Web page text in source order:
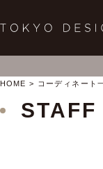
HOME コーディネート
STAFF